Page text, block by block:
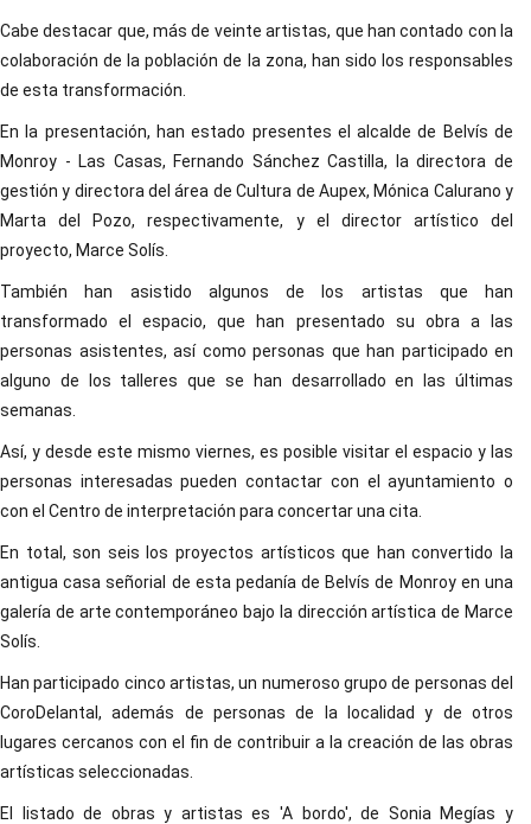
Cabe destacar que, más de veinte artistas, que han contado con la
colaboración de la población de la zona, han sido los responsables
de esta transformación.
En la presentación, han estado presentes el alcalde de Belvís de
Monroy - Las Casas, Fernando Sánchez Castilla, la directora de
gestión y directora del área de Cultura de Aupex, Mónica Calurano y
Marta del Pozo, respectivamente, y el director artístico del
proyecto, Marce Solís.
También han asistido algunos de los artistas que han
transformado el espacio, que han presentado su obra a las
personas asistentes, así como personas que han participado en
alguno de los talleres que se han desarrollado en las últimas
semanas.
Así, y desde este mismo viernes, es posible visitar el espacio y las
personas interesadas pueden contactar con el ayuntamiento o
con el Centro de interpretación para concertar una cita.
En total, son seis los proyectos artísticos que han convertido la
antigua casa señorial de esta pedanía de Belvís de Monroy en una
galería de arte contemporáneo bajo la dirección artística de Marce
Solís.
Han participado cinco artistas, un numeroso grupo de personas del
CoroDelantal, además de personas de la localidad y de otros
lugares cercanos con el fin de contribuir a la creación de las obras
artísticas seleccionadas.
El listado de obras y artistas es 'A bordo', de Sonia Megías y